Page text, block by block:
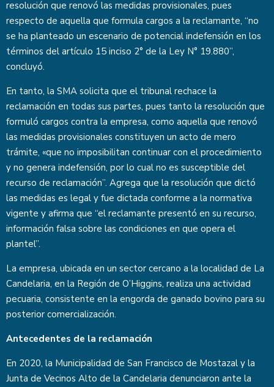
resolución que renovó las medidas provisionales, pues
respecto de aquella que formula cargos a la reclamante, “no
se ha planteado un escenario de potencial indefensión en los
términos del artículo 15 inciso 2° de la Ley N° 19.880”,
concluyó.
En tanto, la SMA solicita que el tribunal rechace la
reclamación en todas sus partes, pues tanto la resolución que
formuló cargos contra la empresa, como aquella que renovó
las medidas provisionales constituyen un acto de mero
trámite, «que no imposibilitan continuar con el procedimiento
y no genera indefensión, por lo cual no es susceptible del
recurso de reclamación”. Agrega que la resolución que dictó
las medidas es legal y fue dictada conforme a la normativa
vigente y afirma que “el reclamante presentó en su recurso,
información falsa sobre las condiciones en que opera el
plantel”.
La empresa, ubicada en un sector cercano a la localidad de La
Candelaria, en la Región de O’Higgins, realiza una actividad
pecuaria, consistente en la engorda de ganado bovino para su
posterior comercialización.
Antecedentes de la reclamación
En 2020, la Municipalidad de San Francisco de Mostazal y la
Junta de Vecinos Alto de la Candelaria denunciaron ante la